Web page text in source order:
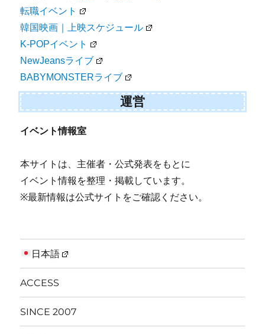
転職イベント
韓国映画｜上映スケジュール
K-POPイベント
NewJeansライブ
BABYMONSTERライブ
運営
イベント情報室
本サイトは、主催者・公式発表をもとに
イベント情報を整理・掲載しています。
※最新情報は公式サイトをご確認ください。
日本語
ACCESS
SINCE 2007